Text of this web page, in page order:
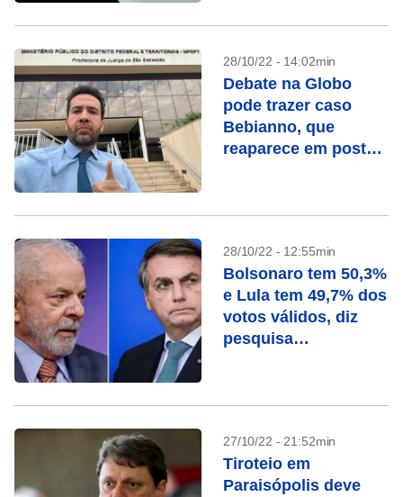
28/10/22 - 14:02min
Debate na Globo
pode trazer caso
Bebianno, que
reaparece em posts
28/10/22 - 12:55min
Bolsonaro tem 50,3%
e Lula tem 49,7% dos
votos válidos, diz
pesquisa
27/10/22 - 21:52min
Tiroteio em
Paraisópolis deve